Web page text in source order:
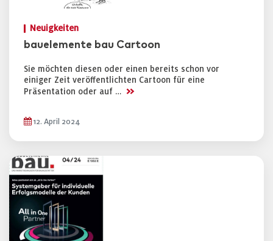
Neuigkeiten
bauelemente bau Cartoon
Sie möchten diesen oder einen bereits schon vor
einiger Zeit veröffentlichten Cartoon für eine
Präsentation oder auf … >>
12. April 2024